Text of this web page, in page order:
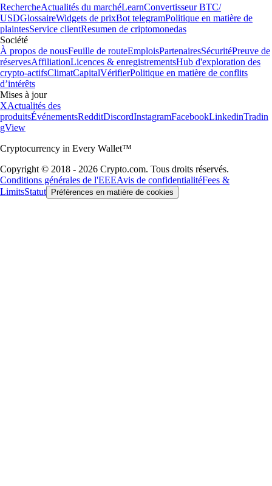
RechercheActualités du marchéLearnConvertisseur BTC/
USDGlossaireWidgets de prixBot telegramPolitique en matière de
plaintesService clientResumen de criptomonedas
Société
À propos de nousFeuille de routeEmploisPartenairesSécuritéPreuve de
réservesAffiliationLicences & enregistrementsHub d'exploration des
crypto-actifsClimatCapitalVérifierPolitique en matière de conflits
d’intérêts
Mises à jour
XActualités des
produitsÉvénementsRedditDiscordInstagramFacebookLinkedinTradin
gView
Cryptocurrency in Every Wallet™
Copyright © 2018 - 2026 Crypto.com. Tous droits réservés.
Conditions générales de l'EEEAvis de confidentialitéFees &
LimitsStatut Préférences en matière de cookies